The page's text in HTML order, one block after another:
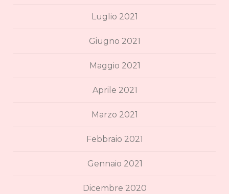
Luglio 2021
Giugno 2021
Maggio 2021
Aprile 2021
Marzo 2021
Febbraio 2021
Gennaio 2021
Dicembre 2020